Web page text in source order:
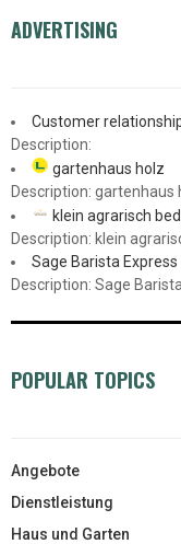
ADVERTISING
Customer
Description:
gartenhaus holz
Description: gartenhaus
klein agrarisch
Description: klein
Sage Barista Express
Description: Sage
POPULAR TOPICS
Angebote
Dienstleistung
Haus und Garten